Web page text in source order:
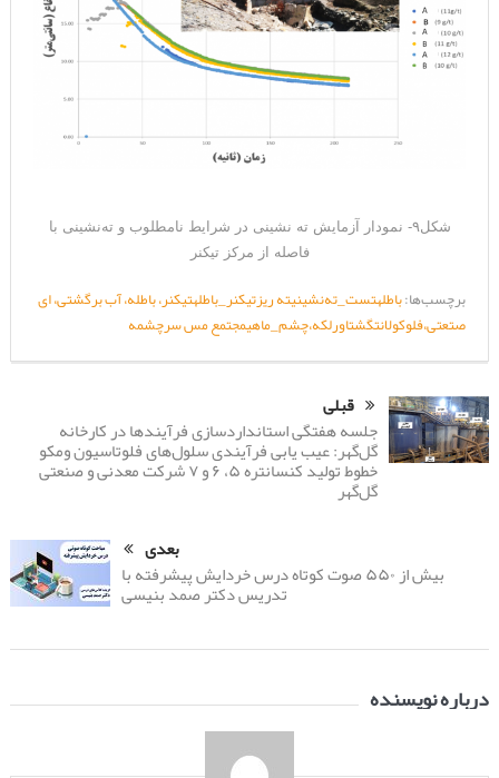
شکل۹- نمودار آزمایش ته نشینی در شرایط نامطلوب و ته‌نشینی با
فاصله از مرکز تیکنر
برچسب‌ها:باطلهتست_ته‌نشینیته ریزتیکنر_باطلهتیکنر، باطله، آب برگشتی، ای
صتعتی،فلوکولانتگشتاورلکه،چشم_ماهیمجتمع مس سرچشمه
قبلی
جلسه هفتگی استانداردسازی فرآیندها در کارخانه
گل‌گهر: عیب یابی فرآیندی سلول‌های فلوتاسیون ومکو
خطوط تولید کنسانتره ۵، ۶ و ۷ شرکت معدنی و صنعتی
گل‌گهر
بعدی
بیش از ۵۵۰ صوت کوتاه درس خردایش پیشرفته با
تدریس دکتر صمد بنیسی
درباره نویسنده